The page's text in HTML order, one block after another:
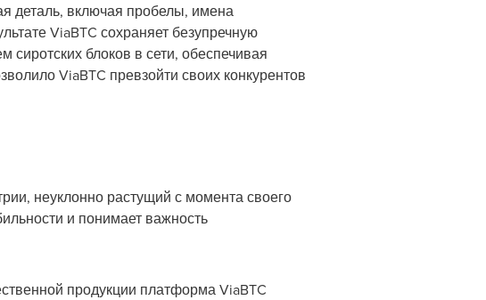
деталь, включая пробелы, имена
ViaBTC сохраняет безупречную
блоков в сети, обеспечивая
ViaBTC превзойти своих конкурентов
неуклонно растущий с момента своего
и понимает важность
продукции платформа ViaBTC